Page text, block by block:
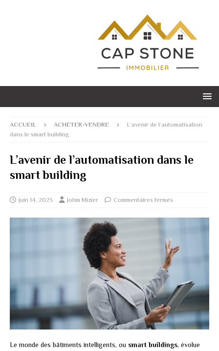
ACCUEIL ACHETER-VENDRE
L’avenir de l’automatisation
dans le smart building
L’avenir de l’automatisation dans le
smart building
juin 14, 2023 Johm Mizier Commentaires fermés
Le monde des bâtiments intelligents, ou smart buildings, évolue